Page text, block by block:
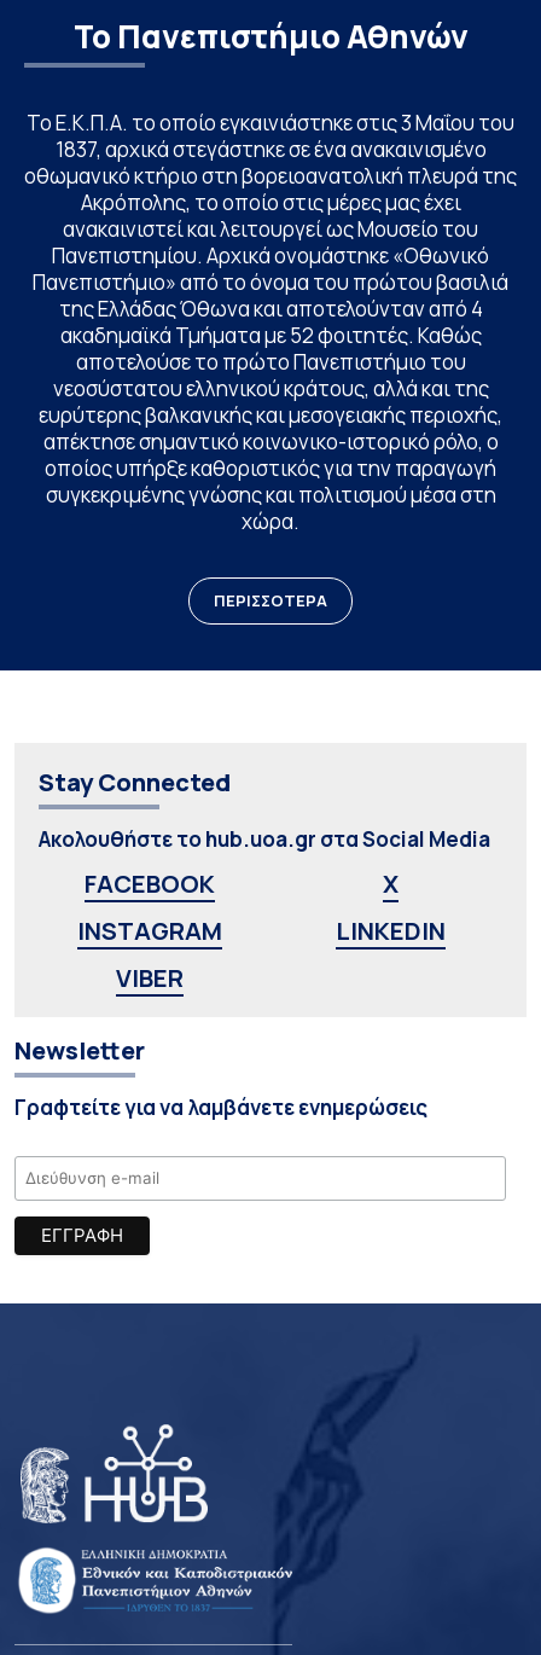
Το Πανεπιστήμιο Αθηνών
Το Ε.Κ.Π.Α. το οποίο εγκαινιάστηκε στις 3 Μαΐου του
1837, αρχικά στεγάστηκε σε ένα ανακαινισμένο
οθωμανικό κτήριο στη βορειοανατολική πλευρά της
Ακρόπολης, το οποίο στις μέρες μας έχει
ανακαινιστεί και λειτουργεί ως Μουσείο του
Πανεπιστημίου. Αρχικά ονομάστηκε «Οθωνικό
Πανεπιστήμιο» από το όνομα του πρώτου βασιλιά
της Ελλάδας Όθωνα και αποτελούνταν από 4
ακαδημαϊκά Τμήματα με 52 φοιτητές. Καθώς
αποτελούσε το πρώτο Πανεπιστήμιο του
νεοσύστατου ελληνικού κράτους, αλλά και της
ευρύτερης βαλκανικής και μεσογειακής περιοχής,
απέκτησε σημαντικό κοινωνικο-ιστορικό ρόλο, ο
οποίος υπήρξε καθοριστικός για την παραγωγή
συγκεκριμένης γνώσης και πολιτισμού μέσα στη
χώρα.
ΠΕΡΙΣΣΟΤΕΡΑ
Stay Connected
Ακολουθήστε το hub.uoa.gr στα Social Media
FACEBOOK
X
INSTAGRAM
LINKEDIN
VIBER
Newsletter
Γραφτείτε για να λαμβάνετε ενημερώσεις